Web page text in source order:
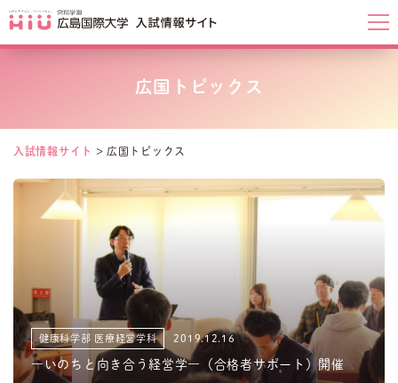
広国トピックス
入試情報サイト > 広国トピックス
健康科学部 医療経営学科 2019.12.16
―いのちと向き合う経営学―（合格者サポート）開催